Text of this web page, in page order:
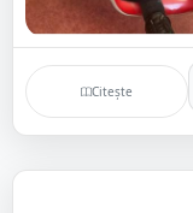
Citește